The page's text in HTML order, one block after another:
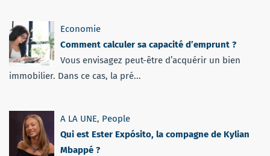
Economie
Comment calculer sa capacité d’emprunt ?
Vous envisagez peut-être d’acquérir un bien
immobilier. Dans ce cas, la pré...
A LA UNE, People
Qui est Ester Expósito, la compagne de Kylian
Mbappé ?